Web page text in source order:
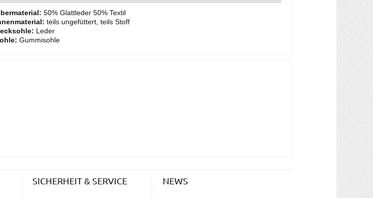
50% Glattleder 50% Textil
teils ungefüttert, teils Stoff
Leder
Gummisohle
SICHERHEIT & SERVICE NEWS